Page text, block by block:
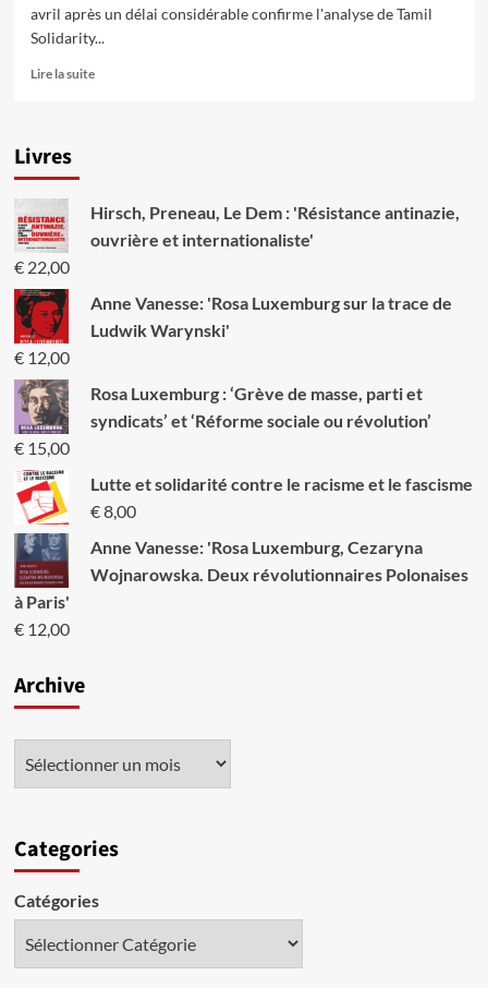
avril après un délai considérable confirme l'analyse de Tamil
Solidarity...
Lire la suiteEn
guerre
du
et
tardif
Nations-
Unies
Livres
Hirsch, Preneau, Le Dem : 'Résistance antinazie,
ouvrière et internationaliste'
€22,00
Anne Vanesse: 'Rosa Luxemburg sur la trace de
Ludwik Warynski'
€12,00
Rosa Luxemburg : ‘Grève de masse, parti et
syndicats’ et ‘Réforme sociale ou révolution’
€15,00
Lutte et solidarité contre le racisme et le fascisme
€8,00
Anne Vanesse: 'Rosa Luxemburg, Cezaryna
Wojnarowska. Deux révolutionnaires Polonaises
à Paris'
€12,00
Archive
Categories
Catégories